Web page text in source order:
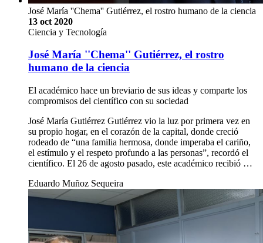
José María ''Chema'' Gutiérrez, el rostro humano de la ciencia
13 oct 2020
Ciencia y Tecnología
José María ''Chema'' Gutiérrez, el rostro
humano de la ciencia
El académico hace un breviario de sus ideas y comparte los
compromisos del científico con su sociedad
José María Gutiérrez Gutiérrez vio la luz por primera vez en
su propio hogar, en el corazón de la capital, donde creció
rodeado de “una familia hermosa, donde imperaba el cariño,
el estímulo y el respeto profundo a las personas”, recordó el
científico. El 26 de agosto pasado, este académico recibió …
Eduardo Muñoz Sequeira